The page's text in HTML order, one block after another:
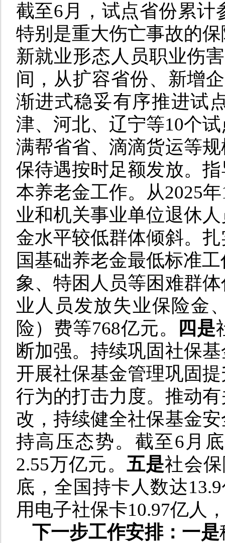
截至6月，试点省份累计
特别是重大伤亡事故的
新就业形态人员职业伤
间，从扩容省份、新增
渐进式稳妥有序推进试
津、河北、辽宁等10个
满帮省省、滴滴货运等
保待遇按时足额发放。
本养老金工作。从2025
业和机关事业单位退休
金水平较低群体倾斜。
国基础养老金最低标准
象、特困人员等困难群
业人员发放失业保险金
险）费等768亿元。
四是
断加强。持续巩固社保
开展社保基金管理巩固
行为的打击力度。推动
改，持续健全社保基金
持高压态势。截至6月
2.55万亿元。 五是社会
底，全国持卡人数达
用电子社保卡10.97亿人
下一步工作安排：一是